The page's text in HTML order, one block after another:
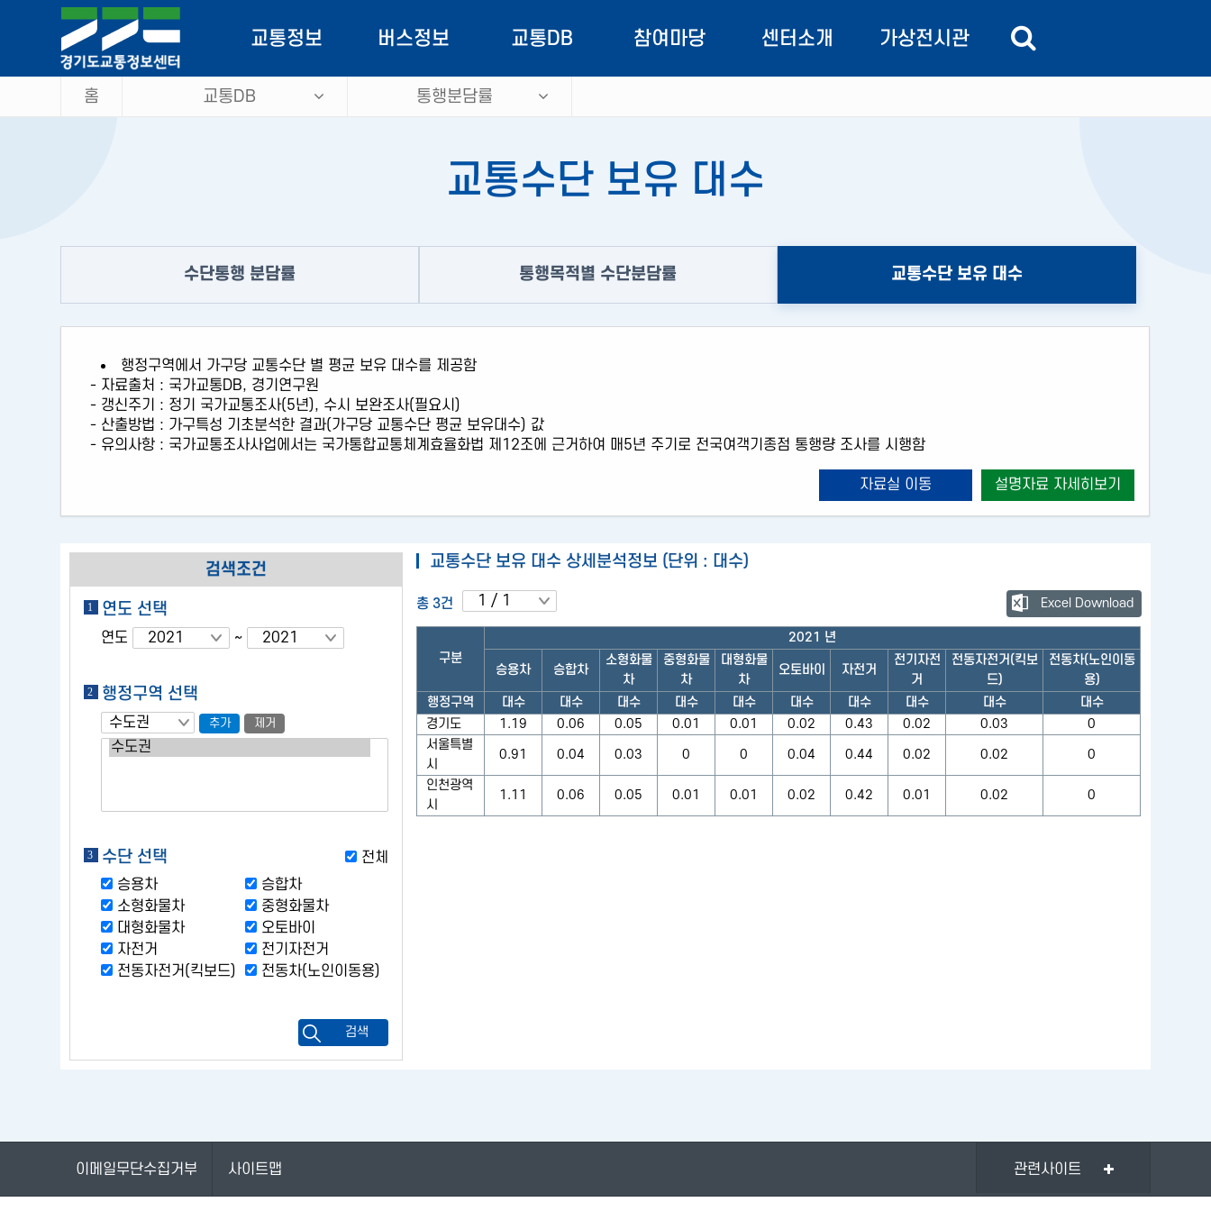
교통정보 버스정보 교통DB 참여마당 센터소개 가상전시관
우회도로정보
주차정보
맞춤정보
통계정보
버스정보안내 대중교통
교통량
통행거리
통행시간
통행분담률
OPEN API
홍보자료
자료실
버스정보 주요기능
조직도
홈 교통DB 통행분담률
교통수단 보유 대수
수단통행 분담률 통행목적별 수단분담률 교통수단 보유 대수
행정구역에서 가구당 교통수단 별 평균 보유 대수를 제공함
- 자료출처 : 국가교통DB, 경기연구원
- 갱신주기 : 정기 국가교통조사(5년), 수시 보완조사(필요시)
- 산출방법 : 가구특성 기초분석한 결과(가구당 교통수단 평균 보유대수) 값
- 유의사항 : 국가교통조사사업에서는 국가통합교통체계효율화법 제12조에 근거하여 매5년 주기로 전국여객기종점 통행량 조사를 시행함
자료실 이동 설명자료 자세히보기
검색조건
연도 선택
연도 ~
행정구역 선택
추가 제거
수단 선택
전체
승용차
승합차
소형화물차
중형화물차
대형화물차
오토바이
자전거
전기자전거
전동자전거(킥보드)
전동차(노인이동용)
검색
교통수단 보유 대수 상세분석정보 (단위 : 대수)
총 3건 Excel Download
구분
2021 년
승용차 승합차
소형화물
차
중형화물
차
대형화물
차
오토바이 자전거
전기자전
거
전동자전거(킥보
드)
전동차(노인이동
용)
행정구역
대수 대수 대수 대수 대수 대수 대수 대수 대수
대수
경기도
1.19 0.06 0.05 0.01 0.01 0.02 0.43 0.02 0.03
0
서울특별
시
0.91 0.04 0.03 0 0 0.04 0.44 0.02 0.02
0
인천광역
시
1.11 0.06 0.05 0.01 0.01 0.02 0.42 0.01 0.02 0
이메일무단수집거부 사이트맵 관련사이트